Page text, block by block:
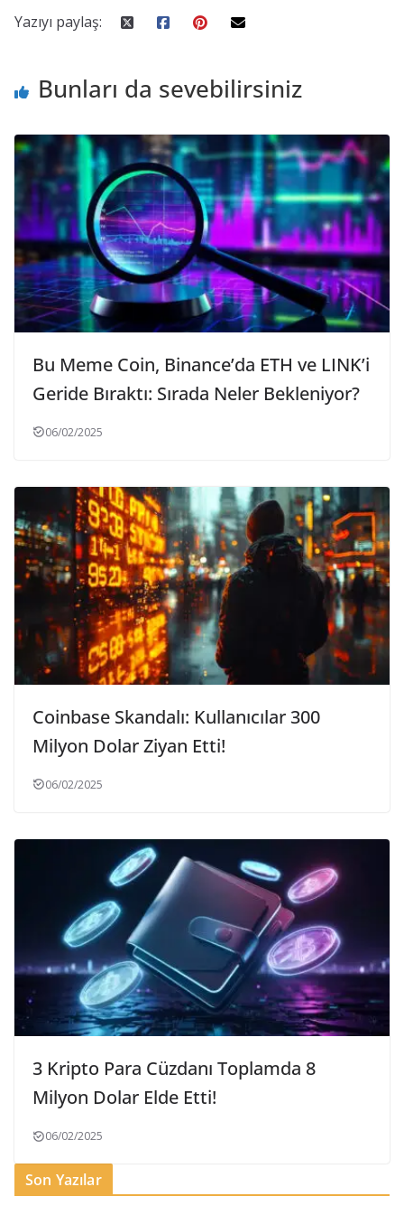
Yazıyı paylaş:
Bunları da sevebilirsiniz
Bu Meme Coin, Binance’da ETH ve LINK’i
Geride Bıraktı: Sırada Neler Bekleniyor?
06/02/2025
Coinbase Skandalı: Kullanıcılar 300
Milyon Dolar Ziyan Etti!
06/02/2025
3 Kripto Para Cüzdanı Toplamda 8
Milyon Dolar Elde Etti!
06/02/2025
Son Yazılar